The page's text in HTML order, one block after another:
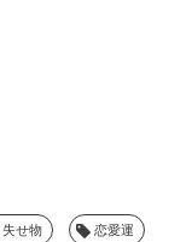
失せ物 恋愛運